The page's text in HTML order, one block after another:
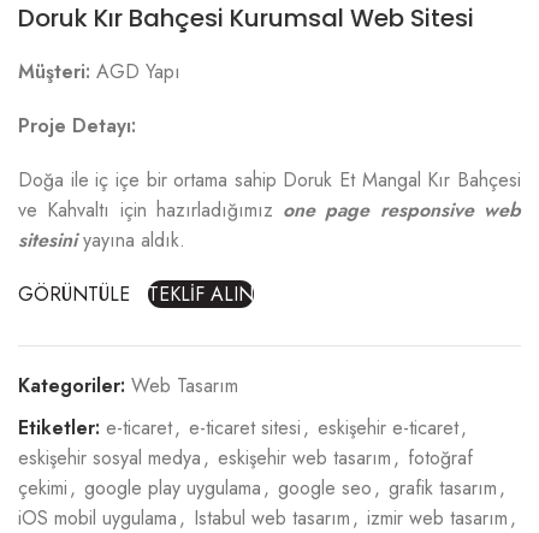
Doruk Kır Bahçesi Kurumsal Web Sitesi
Müşteri: AGD Yapı
Proje Detayı:
Doğa ile iç içe bir ortama sahip Doruk Et Mangal Kır Bahçesi
ve Kahvaltı için hazırladığımız one page responsive web
sitesiniyayına aldık.
GÖRÜNTÜLE
TEKLİF ALIN
Kategoriler: Web Tasarım
Etiketler: e-ticaret, e-ticaret sitesi, eskişehir e-ticaret,
eskişehir sosyal medya, eskişehir web tasarım, fotoğraf
çekimi, google play uygulama, google seo, grafik tasarım,
iOS mobil uygulama, Istabul web tasarım, izmir web tasarım,